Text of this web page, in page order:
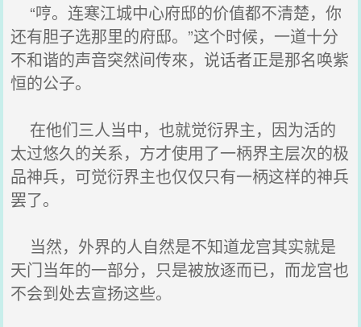
“哼。连寒江城中心府邸的价值都不清楚，你
还有胆子选那里的府邸。”这个时候，一道十分
不和谐的声音突然间传來，说话者正是那名唤紫
恒的公子。
在他们三人当中，也就觉衍界主，因为活的
太过悠久的关系，方才使用了一柄界主层次的极
品神兵，可觉衍界主也仅仅只有一柄这样的神兵
罢了。
当然，外界的人自然是不知道龙宫其实就是
天门当年的一部分，只是被放逐而已，而龙宫也
不会到处去宣扬这些。